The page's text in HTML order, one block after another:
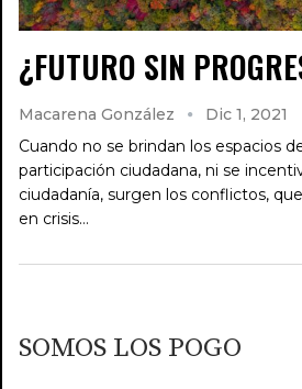
¿FUTURO SIN
Macarena González
Dic 1, 2021
Cuando no se brindan los espacios
participación ciudadana, ni se
ciudadanía, surgen los conflictos,
en crisis…
SOMOS LOS POGO